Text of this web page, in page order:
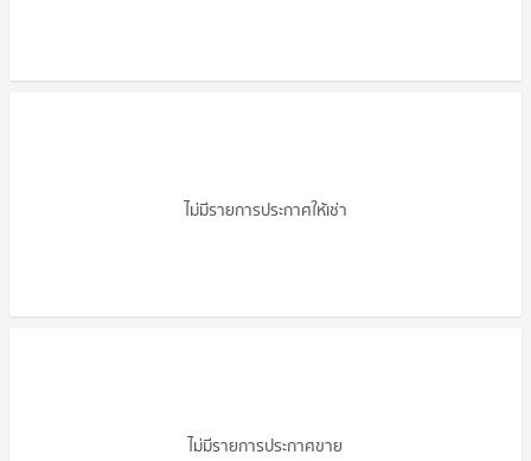
ไม่มีรายการประกาศให้เช่า
ไม่มีรายการประกาศขาย